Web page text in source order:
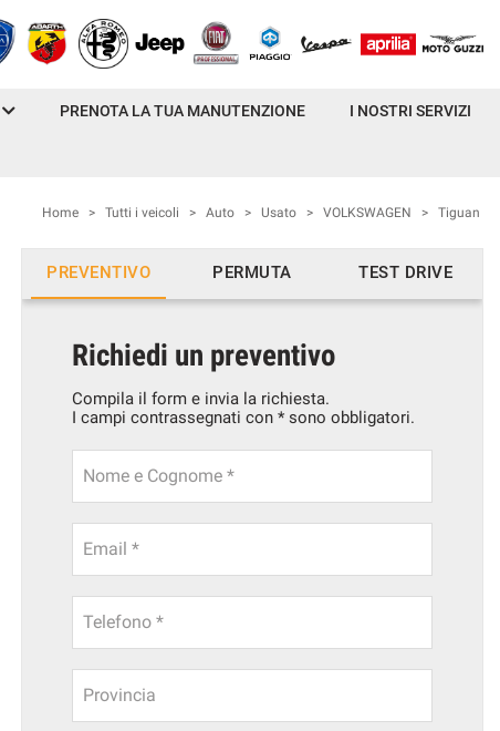
PRENOTA LA TUA MANUTENZIONE I NOSTRI SERVIZI
Home > Tutti i veicoli > Auto > Usato > VOLKSWAGEN > Tiguan
PREVENTIVO PERMUTA TEST DRIVE
Richiedi un preventivo
Compila il form e invia la richiesta.
I campi contrassegnati con * sono obbligatori.
Nome e Cognome *
Email *
Telefono *
Provincia